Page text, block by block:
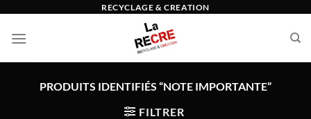
contenu
RECYCLAGE & CREATION
PRODUITS IDENTIFIÉS “NOTE IMPORTANTE”
FILTRER